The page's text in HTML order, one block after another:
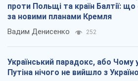
проти Польщі та країн Балтії: що
за новими планами Кремля
Вадим Денисенко 252
Український парадокс, або Чому
Путіна нічого не вийшло з